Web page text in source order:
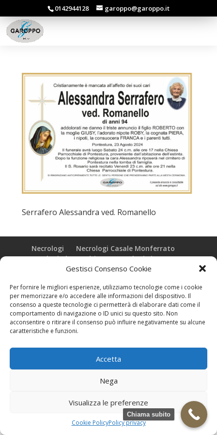
Gestisci Consenso Cookie
Per fornire le migliori esperienze, utilizziamo tecnologie come i cookie
per memorizzare e/o accedere alle informazioni del dispositivo. Il
consenso a queste tecnologie ci permetterà di elaborare dati come il
comportamento di navigazione o ID unici su questo sito. Non
acconsentire o ritirare il consenso può influire negativamente su alcune
caratteristiche e funzioni.
Accetta
Nega
Visualizza le preferenze
Cookie PolicyPolicy privacy
0142944128 garoppo@garoppo.it
Serrafero Alessandra ved. Romanello
Necrologi
Necrologi Casale Monferrato
Necrologi Alessandria
Necrologi Piemonte
Realizzazione grafica e Copyright © zeropensieri local web -
Casale Monferrato info@zeropensieri-cloud
Chiama subito